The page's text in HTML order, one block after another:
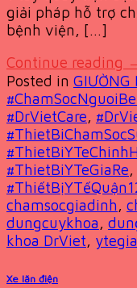
giải pháp hỗ trợ
bệnh viện, […]
Continue reading
Posted in GIƯỜNG
#DrVietCare,
#ThietBiYTeGiaRe,
chamsocgiadinh,
dungcuykhoa,
khoa DrViet,
Xe lăn điện